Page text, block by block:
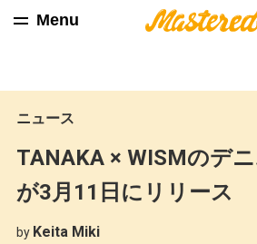
Menu
ニュース
TANAKA × WISMのデ
が3月11日にリリース
by Keita Miki